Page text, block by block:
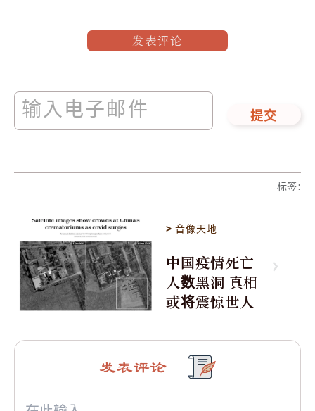
发表评论
提交
标签:
>音像天地
中国疫情死亡
人数黑洞 真相
或将震惊世人
发表评论